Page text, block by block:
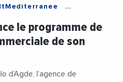
#Logement
#Tourisme
le programme de
de son
d’Agde, l’agence de